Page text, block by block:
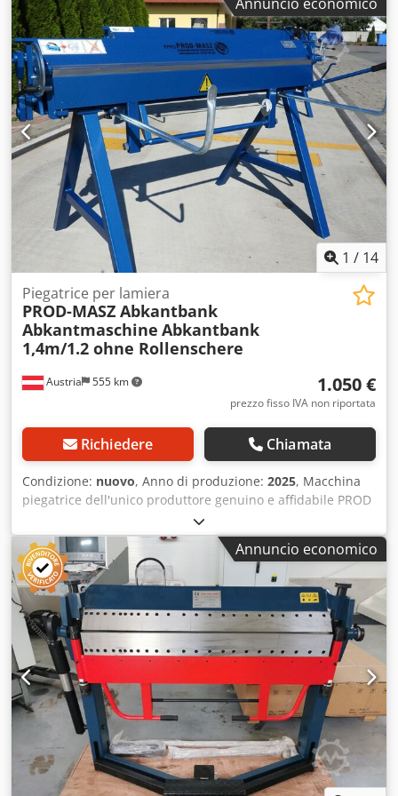
lavoro: 2 mm Lunghezza massima di lavoro: 1270 mm
Larghezza massima di apertura: 45 mm Larghezza delle
ganasce: 25 | 30 | 35 | 40 | 45 | 50 | 75 | 100 | 150 | 200
| 250 | 275 mm Angolo massimo di piegatura: 0 - 135 gradi
Peso: 360 kg Larghezza: 1620 mm Profondità: 850 mm
Altezza: 1175 mm
1 / 14
Austria 555 km
Piegatrice per lamiera
PROD-MASZ Abkantbank
Abkantmaschine Abkantbank
1,4m/1.2 ohne Rollenschere
1.050 €
prezzo fisso IVA non riportata
Richiedere Chiamata
Condizione: nuovo, Anno di produzione: 2025, Macchina
piegatrice dell'unico produttore genuino e affidabile PROD
MASZ® La società "Prod-Masz" è un'azienda innovativa di
medie dimensioni che produce e vende macchine per la
lavorazione della lamiera. Una piegatrice eseguita
professionalmente è la base per anni di utilizzo della
macchina. Ecco perché è importante avere al proprio
fianco un'azienda affidabile. Piegatrice girevole a banco
pieghevole 1400/1.2 Direttamente dal produttore!!!
Specifiche tecniche: max. lunghezza utile 1400 mm fino a
lamiera d'acciaio 1,2 mm il peso circa 150 kg Spessore
della trave di flessione: 15 mm il taglio con le forbici lungo
tutta la lunghezza di lavoro Solleva la parte superiore della
guancia in tre strati larghezza libera massima tra le
guance 100 mm Garanzia: 12 mesi consegniamo la merce
con il nostro furgone Certificato CE Cjdob Hdx Tepfx Aflorf
Prezzo: 1050 euro Tempi di consegna: ogni settimana
Annuncio economico